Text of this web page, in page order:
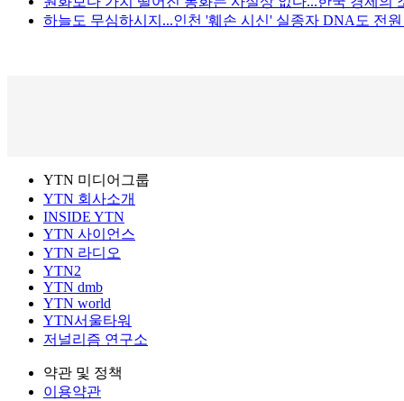
하늘도 무심하시지...인천 '훼손 시신' 실종자 DNA도 전
YTN 미디어그룹
YTN 회사소개
INSIDE YTN
YTN 사이언스
YTN 라디오
YTN2
YTN dmb
YTN world
YTN서울타워
저널리즘 연구소
약관 및 정책
이용약관